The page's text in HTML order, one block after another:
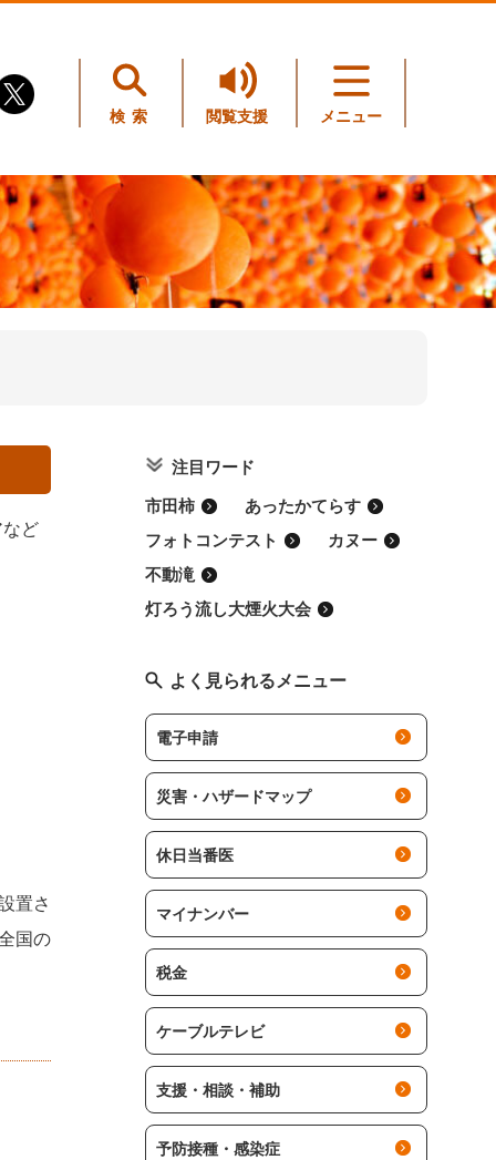
検索 閲覧支援 メニュー
ど
置さ
国の
注目ワード
市田柿
あったかてらす
フォトコンテスト
カヌー
不動滝
灯ろう流し大煙火大会
よく見られるメニュー
電子申請
災害・ハザードマップ
休日当番医
マイナンバー
税金
ケーブルテレビ
支援・相談・補助
予防接種・感染症